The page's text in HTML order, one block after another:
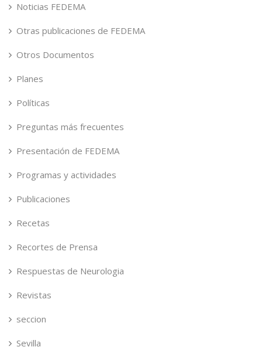
Noticias FEDEMA
Otras publicaciones de FEDEMA
Otros Documentos
Planes
Políticas
Preguntas más frecuentes
Presentación de FEDEMA
Programas y actividades
Publicaciones
Recetas
Recortes de Prensa
Respuestas de Neurologia
Revistas
seccion
Sevilla